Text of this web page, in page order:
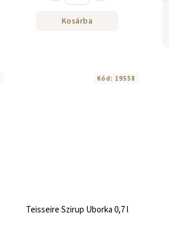
Kosárba
Teisseire Szirup Uborka 0,7 l
Kód: 19558